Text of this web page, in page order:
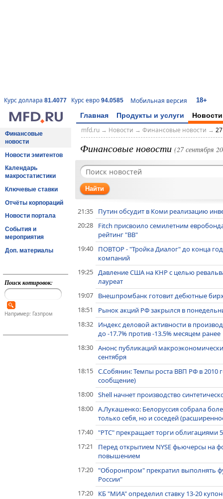
Курс доллара 81.4077 Курс евро 94.0585 Мобильная версия 18+
Главная Продукты и услуги Новости
Финансовые
новости
Новости эмитентов
Календарь
макростатистики
Ключевые ставки
Отчёты корпораций
Новости портала
События и
мероприятия
Доп. материалы
Поиск котировок:
Например: Газпром
mfd.ru→ Новости → Финансовые новости →
Финансовые новости (27 сентября
Найти
21:35
Путин обсудит в Коми реализацию
20:28
Fitch присвоило семилетним
рейтинг "BB"
19:40
ПОВТОР - "Тройка Диалог" до конца
компаний
19:25 Давление США на КНР с целью
лауреат
19:07
Внешпромбанк готовит дебютные
18:51
Рынок акций РФ закрылся в
18:32
Индекс деловой активности в
до -17.7% против -13.5% месяцем ранее
18:30 Анонс публикаций
сентября
18:15 С.Собянин: Темпы роста ВВП РФ в 2010
сообщение)
18:00 Shell начнет производство
18:00 А.Лукашенко: Белоруссия собрала
только себя, но и соседей
17:40 "РТС" прекращает торги облигациями
17:21
Перед открытием NYSE фьючерсы на
повышением
17:20 "Оборонпром" прекратил выполнять
России"
17:20
КБ "МИА" определил ставку 13-20